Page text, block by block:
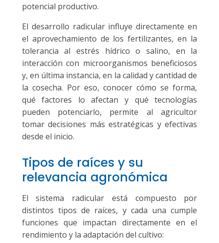
potencial productivo.
El desarrollo radicular influye directamente en
el aprovechamiento de los fertilizantes, en la
tolerancia al estrés hídrico o salino, en la
interacción con microorganismos beneficiosos
y, en última instancia, en la calidad y cantidad de
la cosecha. Por eso, conocer cómo se forma,
qué factores lo afectan y qué tecnologías
pueden potenciarlo, permite al agricultor
tomar decisiones más estratégicas y efectivas
desde el inicio.
Tipos de raíces y su
relevancia agronómica
El sistema radicular está compuesto por
distintos tipos de raíces, y cada una cumple
funciones que impactan directamente en el
rendimiento y la adaptación del cultivo: